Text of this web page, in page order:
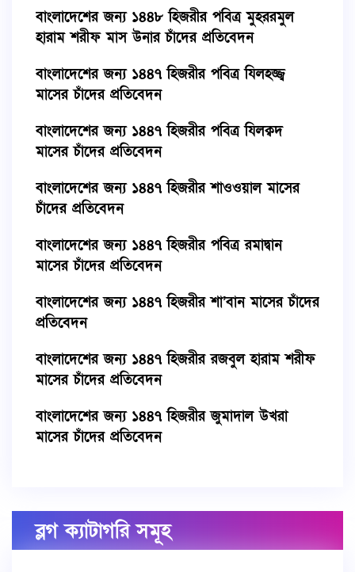
বাংলাদেশের জন্য ১৪৪৮ হিজরীর পবিত্র মুহররমুল
হারাম শরীফ মাস উনার চাঁদের প্রতিবেদন
বাংলাদেশের জন্য ১৪৪৭ হিজরীর পবিত্র যিলহজ্জ্ব
মাসের চাঁদের প্রতিবেদন
বাংলাদেশের জন্য ১৪৪৭ হিজরীর পবিত্র যিলক্বদ
মাসের চাঁদের প্রতিবেদন
বাংলাদেশের জন্য ১৪৪৭ হিজরীর শাওওয়াল মাসের
চাঁদের প্রতিবেদন
বাংলাদেশের জন্য ১৪৪৭ হিজরীর পবিত্র রমাদ্বান
মাসের চাঁদের প্রতিবেদন
বাংলাদেশের জন্য ১৪৪৭ হিজরীর শা’বান মাসের চাঁদের
প্রতিবেদন
বাংলাদেশের জন্য ১৪৪৭ হিজরীর রজবুল হারাম শরীফ
মাসের চাঁদের প্রতিবেদন
বাংলাদেশের জন্য ১৪৪৭ হিজরীর জুমাদাল উখরা
মাসের চাঁদের প্রতিবেদন
ব্লগ ক্যাটাগরি সমূহ